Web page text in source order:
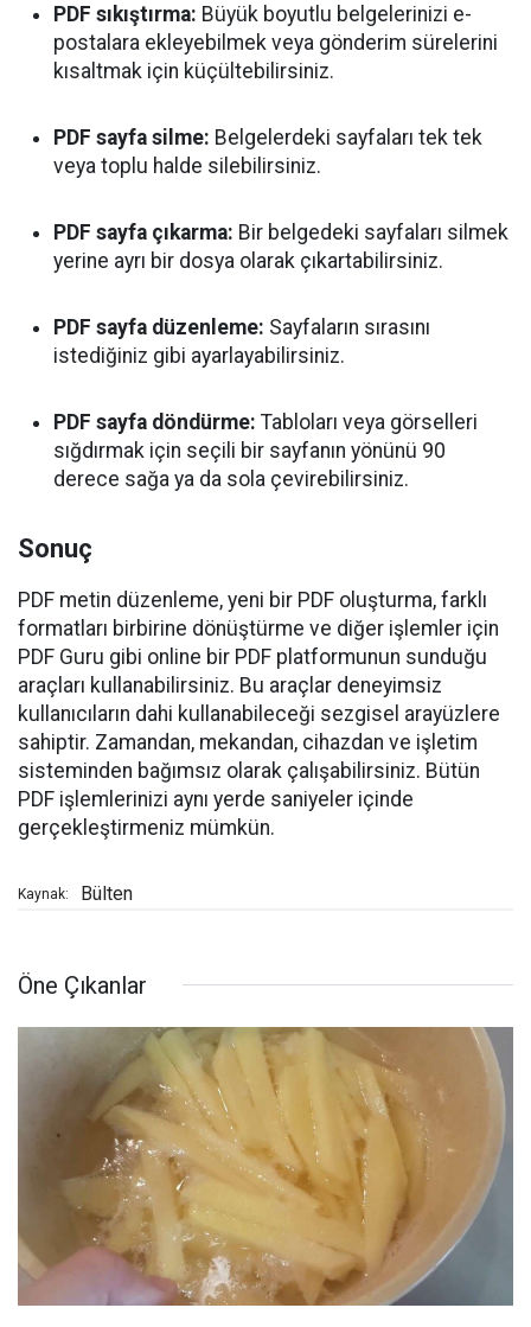
PDF sıkıştırma: Büyük boyutlu belgelerinizi e-
postalara ekleyebilmek veya gönderim sürelerini
kısaltmak için küçültebilirsiniz.
PDF sayfa silme: Belgelerdeki sayfaları tek tek
veya toplu halde silebilirsiniz.
PDF sayfa çıkarma: Bir belgedeki sayfaları silmek
yerine ayrı bir dosya olarak çıkartabilirsiniz.
PDF sayfa düzenleme: Sayfaların sırasını
istediğiniz gibi ayarlayabilirsiniz.
PDF sayfa döndürme: Tabloları veya görselleri
sığdırmak için seçili bir sayfanın yönünü 90
derece sağa ya da sola çevirebilirsiniz.
Sonuç
PDF metin düzenleme, yeni bir PDF oluşturma, farklı
formatları birbirine dönüştürme ve diğer işlemler için
PDF Guru gibi online bir PDF platformunun sunduğu
araçları kullanabilirsiniz. Bu araçlar deneyimsiz
kullanıcıların dahi kullanabileceği sezgisel arayüzlere
sahiptir. Zamandan, mekandan, cihazdan ve işletim
sisteminden bağımsız olarak çalışabilirsiniz. Bütün
PDF işlemlerinizi aynı yerde saniyeler içinde
gerçekleştirmeniz mümkün.
Kaynak: Bülten
Öne Çıkanlar